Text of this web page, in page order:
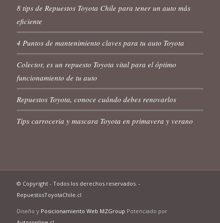
8 tips de Repuestos Toyota Chile para tener un auto más
eficiente
4 Puntos de mantenimiento claves para tu auto Toyota
Colector, es un repuesto Toyota vital para el óptimo
funcionamiento de tu auto
Repuestos Toyota, conoce cuándo debes renovarlos
Tips carroceria y mascara Toyota en primavera y verano
© Copyright - Todos los derechos reservados. -
RepuestosToyotaChile.cl
Diseño y Posicionamiento Web MZGroup Potenciado por